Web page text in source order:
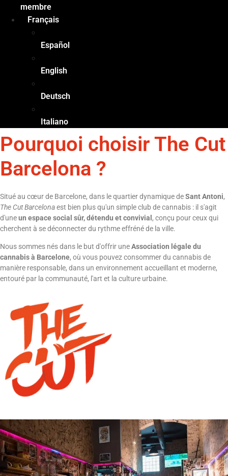
membre
Français
Español
English
Deutsch
Italiano
Pourquoi choisir The Cut
Barcelona ?
Situé au cœur de Barcelone, dans le quartier dynamique deSant Antoni,
The Cut Barcelonaest bien plus qu'un simple club de cannabis : il s'agit
d'uneun espace social sûr, détendu et convivial , conçu pour ceux qui
cherchent à se déconnecter du rythme effréné de la ville.
Nous sommes nés dans le but d'offrir uneAssociation légale du
cannabis à Barcelone, où vous pouvez consommer du cannabis de
manière responsable, dans un environnement accueillant et moderne,
entouré par la communauté, l'art et la culture urbaine.